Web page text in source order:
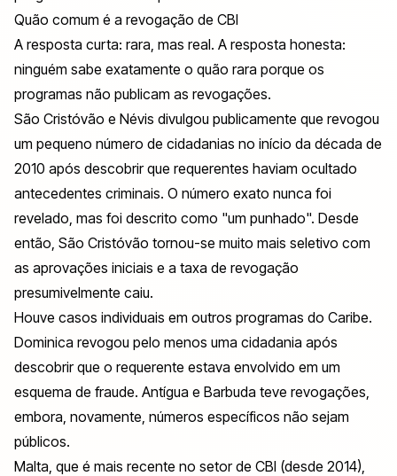
Quão comum é a revogação de CBI
A resposta curta: rara, mas real. A resposta honesta:
ninguém sabe exatamente o quão rara porque os
programas não publicam as revogações.
São Cristóvão e Névis divulgou publicamente que revogou
um pequeno número de cidadanias no início da década de
2010 após descobrir que requerentes haviam ocultado
antecedentes criminais. O número exato nunca foi
revelado, mas foi descrito como "um punhado". Desde
então, São Cristóvão tornou-se muito mais seletivo com
as aprovações iniciais e a taxa de revogação
presumivelmente caiu.
Houve casos individuais em outros programas do Caribe.
Dominica revogou pelo menos uma cidadania após
descobrir que o requerente estava envolvido em um
esquema de fraude. Antígua e Barbuda teve revogações,
embora, novamente, números específicos não sejam
públicos.
Malta, que é mais recente no setor de CBI (desde 2014),